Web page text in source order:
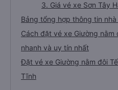
3. Giá vé xe Sơn Tây
Bảng tổng hợp thông tin
Cách đặt vé xe Giường nằm
nhanh và uy tín nhất
Đặt vé xe Giường nằm đôi
Tĩnh